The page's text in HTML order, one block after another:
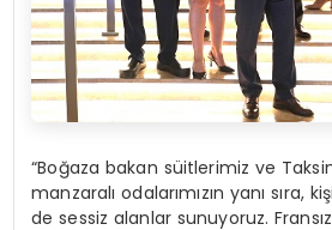
“Boğaza bakan süitlerimiz ve
manzaralı odalarımızın yanı sıra,
de sessiz alanlar sunuyoruz.